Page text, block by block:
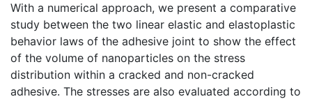
With a numerical approach, we present a comparative
study between the two linear elastic and elastoplastic
behavior laws of the adhesive joint to show the effect
of the volume of nanoparticles on the stress
distribution within a cracked and non-cracked
adhesive. The stresses are also evaluated according to